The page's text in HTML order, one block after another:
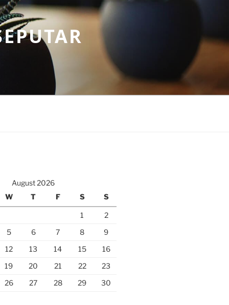
August 2026
W T F S S
1
2
5 6 7 8
9
12 13 14 15
16
19 20 21 22
23
26 27 28 29
30